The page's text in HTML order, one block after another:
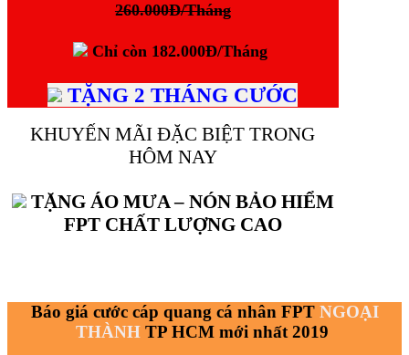
260.000Đ/Tháng
Chỉ còn 182.000Đ/Tháng
TẶNG 2 THÁNG CƯỚC
KHUYẾN MÃI ĐẶC BIỆT TRONG
HÔM NAY
TẶNG ÁO MƯA – NÓN BẢO HIỂM
FPT CHẤT LƯỢNG CAO
Báo giá cước cáp quang cá nhân FPT NGOẠI
THÀNH TP HCM mới nhất 2019